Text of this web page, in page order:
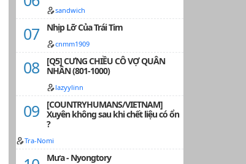
sandwich
Nhịp Lỡ Của Trái Tim
cnmm1909
[Q5] CƯNG CHIỀU CÔ VỢ QUÂN
NHÂN (801-1000)
lazyylinn
[COUNTRYHUMANS/VIETNAM]
Xuyên không sau khi chết liệu có ổn
?
Tra-Nomi
Mưa - Nyongtory